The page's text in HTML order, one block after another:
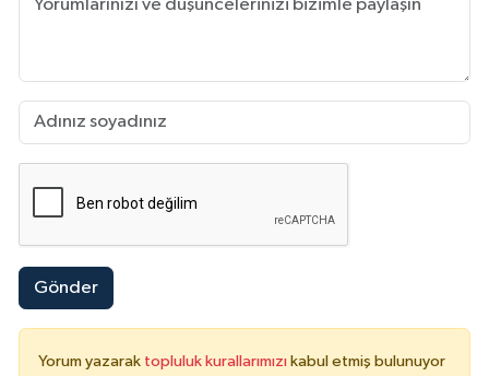
Gönder
Yorum yazarak topluluk kurallarımızı kabul etmiş bulunuyor